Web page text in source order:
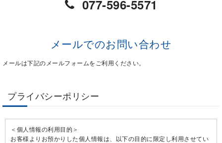
077-596-5571
メールでのお問い合わせ
メールは下記のメールフォームをご利用ください。
プライバシーポリシー
＜個人情報の利用目的＞
お客様よりお預かりした個人情報は、以下の目的に限定し利用させてい